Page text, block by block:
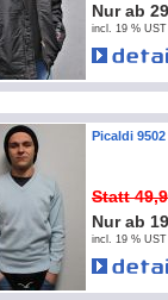
Nur ab
incl. 19 %
Picaldi
Statt
Nur ab
incl. 19 %